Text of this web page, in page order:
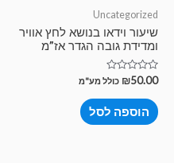
Uncategorized
שיעור וידאו בנושא לחץ אוויר
ומדידת גובה הגדר אז”מ
דורג
מתוך
5
₪50.00 כולל מע"מ
הוספה לסל